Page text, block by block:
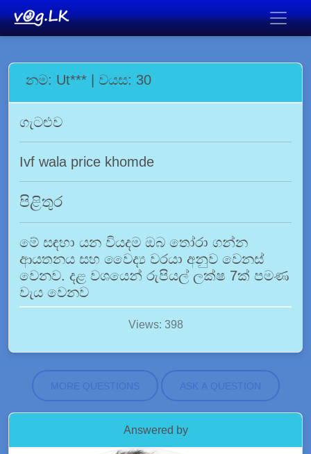
නම: Ut*** | වයස: 30
ගැටළුව
Ivf wala price khomde
පිළිතුර
මේ සඳහා යන වියදම ඔබ තෝරා ගන්න
ආයතනය සහ වෛද්‍ය වරයා අනුව වෙනස්
වෙනව. දළ වශයෙන් රුපියල් ලක්ෂ 7ක් පමණ
වැය වෙනව
Views: 398
MORE QUESTIONS ASK A QUESTION
Answered by